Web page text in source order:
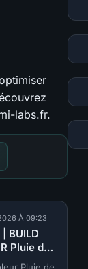
labs.fr.
À 09:23
BUILD
Pluie de